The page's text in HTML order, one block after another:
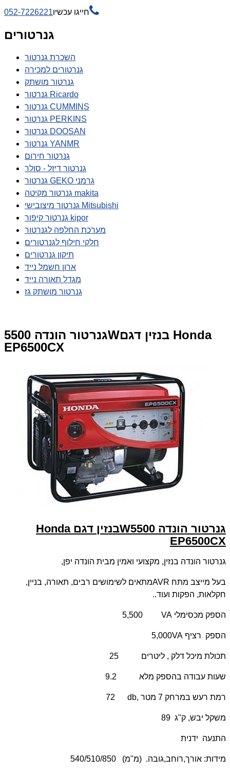
חייגו עכשיו052-7226221 
גנרטורים
השכרת גנרטור
גנרטורים למכירה
גנרטור מושתק
גנרטור Ricardo
גנרטור CUMMINS
גנרטור PERKINS
גנרטור DOOSAN
גנרטור YANMR
גנרטור חירום
גנרטור דיזל - סולר
גנרטור GEKO גרמני
גנרטור מקיטה makita
גנרטור מיצובישי Mitsubishi
גנרטור קיפור kipor
מערכת החלפה לגנרטור
חלקי חילוף לגנרטורים
תיקון גנרטורים
ארון חשמל נייד
מגדל תאורה נייד
גנרטור מושתק גז
גנרטור הונדה 5500Wבנזין דגם Honda
EP6500CX
גנרטור הונדה 5500 Wבנזין דגםHonda
EP6500CX
גנרטור הונדה בנזין, מקצועי ואמין מבית הונדה יפן,
בעל מייצב מתח AVRמתאים לשימושים רבים, תאורה, בניין,
חקלאות, הפקות ועוד..
הספק מכסימלי VA
הספק רציף VA
5,000
תכולת מיכל דלק , ליטרים 25
שעות עבודה בהספק מלא 9.2
רמת רעש במרחק 7 מטר , db
משקל יבש, ק"ג 89
התנעה ידנית
מידות: אורך,רוחב,גובה. (מ"מ) 540/510/850